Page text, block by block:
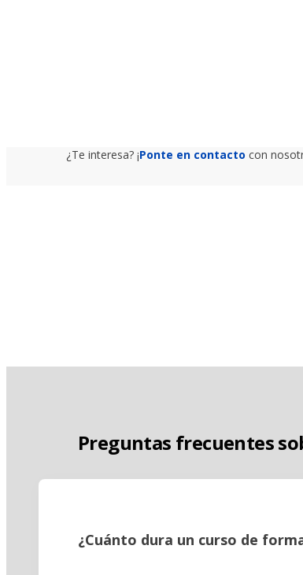
¿Te interesa? ¡Ponte en contacto con
Preguntas frecuentes
¿Cuánto dura un curso de